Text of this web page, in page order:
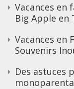
Vacances en
Big Apple en
Vacances en
Souvenirs
Des astuces